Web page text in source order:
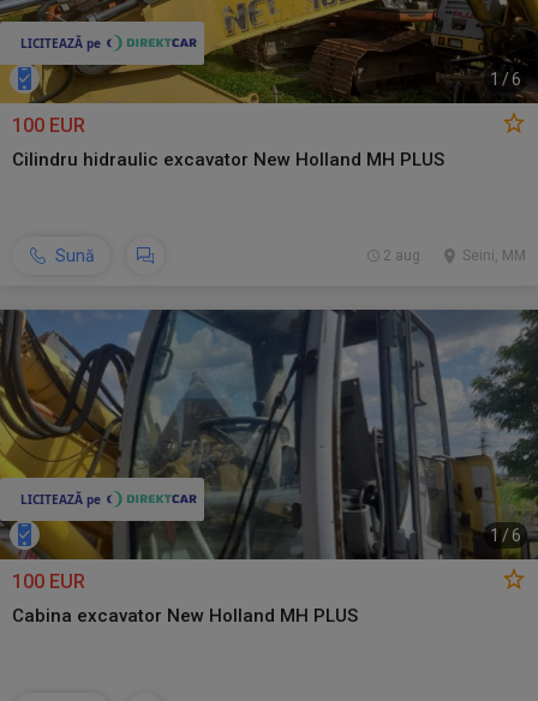
1 /6
100 EUR
Cilindru hidraulic excavator New Holland MH PLUS
Sună Seini, MM
2 aug.
1 /6
100 EUR
Cabina excavator New Holland MH PLUS